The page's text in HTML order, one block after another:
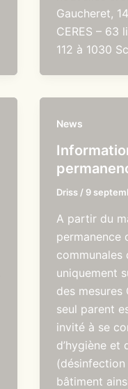
Gaucheret,
CERES – 63
112 à 1030
News
Driss / 9
A partir du
permanence
communales
uniquement
des mesures
seul parent
invité à se
d’hygiène et
(désinfection
bâtiment